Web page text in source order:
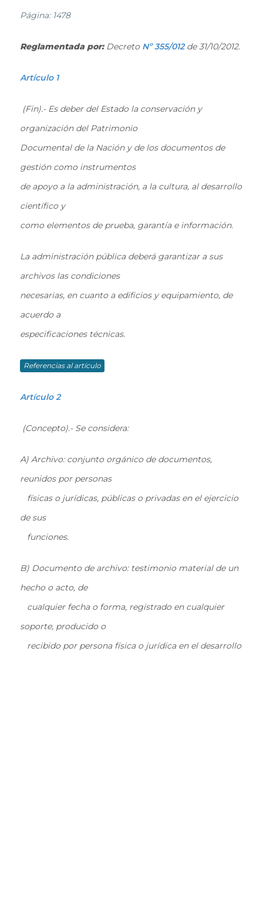
Página: 1478
Reglamentada por:Decreto Nº 355/012de 31/10/2012.
Artículo 1
(Fin).- Es deber del Estado la conservación y
organización del Patrimonio
Documental de la Nación y de los documentos de
gestión como instrumentos
de apoyo a la administración, a la cultura, al desarrollo
científico y
como elementos de prueba, garantía e información.
La administración pública deberá garantizar a sus
archivos las condiciones
necesarias, en cuanto a edificios y equipamiento, de
acuerdo a
especificaciones técnicas.
Referencias al artículo
Artículo 2
(Concepto).- Se considera:
A) Archivo: conjunto orgánico de documentos,
reunidos por personas
físicas o jurídicas, públicas o privadas en el ejercicio
de sus
funciones.
B) Documento de archivo: testimonio material de un
hecho o acto, de
cualquier fecha o forma, registrado en cualquier
soporte, producido o
recibido por persona física o jurídica en el desarrollo